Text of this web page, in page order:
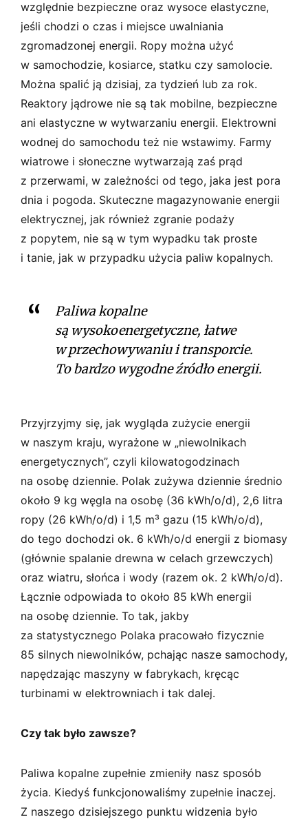
względnie bezpieczne oraz wysoce elastyczne,
jeśli chodzi o czas i miejsce uwalniania
zgromadzonej energii. Ropy można użyć
w samochodzie, kosiarce, statku czy samolocie.
Można spalić ją dzisiaj, za tydzień lub za rok.
Reaktory jądrowe nie są tak mobilne, bezpieczne
ani elastyczne w wytwarzaniu energii. Elektrowni
wodnej do samochodu też nie wstawimy. Farmy
wiatrowe i słoneczne wytwarzają zaś prąd
z przerwami, w zależności od tego, jaka jest pora
dnia i pogoda. Skuteczne magazynowanie energii
elektrycznej, jak również zgranie podaży
z popytem, nie są w tym wypadku tak proste
i tanie, jak w przypadku użycia paliw kopalnych.
Paliwa kopalne
są wysokoenergetyczne, łatwe
w przechowywaniu i transporcie.
To bardzo wygodne źródło energii.
Przyjrzyjmy się, jak wygląda zużycie energii
w naszym kraju, wyrażone w „niewolnikach
energetycznych”, czyli kilowatogodzinach
na osobę dziennie. Polak zużywa dziennie średnio
około 9 kg węgla na osobę (36 kWh/o/d), 2,6 litra
ropy (26 kWh/o/d) i 1,5 m³ gazu (15 kWh/o/d),
do tego dochodzi ok. 6 kWh/o/d energii z biomasy
(głównie spalanie drewna w celach grzewczych)
oraz wiatru, słońca i wody (razem ok. 2 kWh/o/d).
Łącznie odpowiada to około 85 kWh energii
na osobę dziennie. To tak, jakby
za statystycznego Polaka pracowało fizycznie
85 silnych niewolników, pchając nasze samochody,
napędzając maszyny w fabrykach, kręcąc
turbinami w elektrowniach i tak dalej.
Czy tak było zawsze?
Paliwa kopalne zupełnie zmieniły nasz sposób
życia. Kiedyś funkcjonowaliśmy zupełnie inaczej.
Z naszego dzisiejszego punktu widzenia było